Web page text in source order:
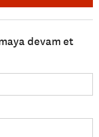
devam et